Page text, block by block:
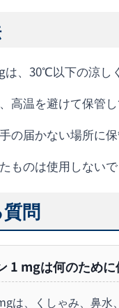
は、30℃以下の涼し
高温を避けて保管し
の届かない場所に保
ものは使用しないで
問
1 mgは何のために
は、くしゃみ、鼻